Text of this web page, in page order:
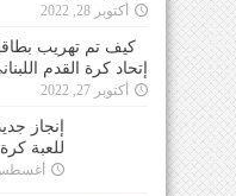
أكتوبر 28, 2022
كيف تم تهريب
إتحاد كرة القدم
أكتوبر 27, 2022
إنجاز جديد للعبة